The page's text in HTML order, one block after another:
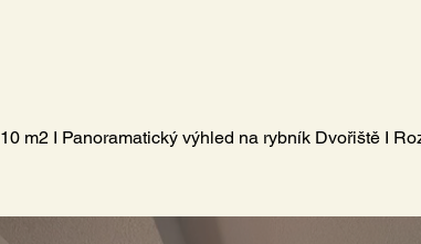
10 m2 I Panoramatický výhled na rybník Dvořiště I